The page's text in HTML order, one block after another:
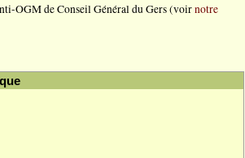
OGM de Conseil Général du Gers (voirnotre